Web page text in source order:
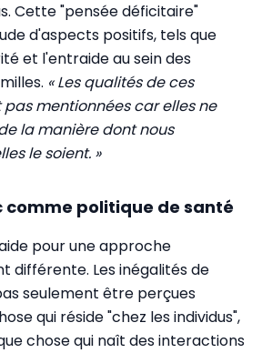
Cette "pensée déficitaire"
d'aspects positifs, tels que
et l'entraide au sein des
« Les qualités de ces
pas mentionnées car elles ne
la manière dont nous
le soient. »
comme politique de santé
pour une approche
différente. Les inégalités de
seulement être perçues
qui réside "chez les individus",
chose qui naît des interactions